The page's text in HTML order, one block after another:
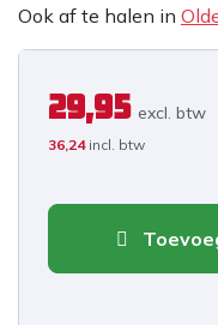
Ook af te halen in
29,95 excl. btw
36,24 incl. btw